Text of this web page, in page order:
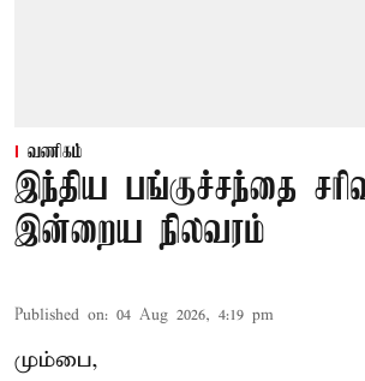
வணிகம்
இந்திய பங்குச்சந்தை
இன்றைய நிலவரம்
Published on: 04 Aug 2026, 4:19 pm
மும்பை,